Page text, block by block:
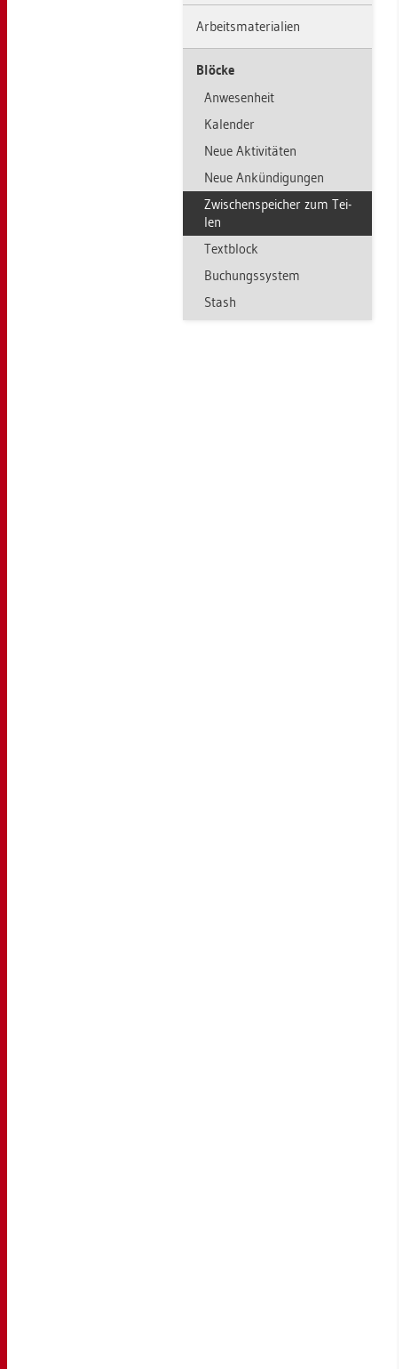
Ar­beits­ma­te­ria­li­en
Blö­cke
An­we­sen­heit
Ka­len­der
Neue Ak­ti­vi­tä­ten
Neue An­kün­di­gun­gen
Zwi­schen­spei­cher zum Tei­
len
Text­block
Bu­chungs­sys­tem
Stash